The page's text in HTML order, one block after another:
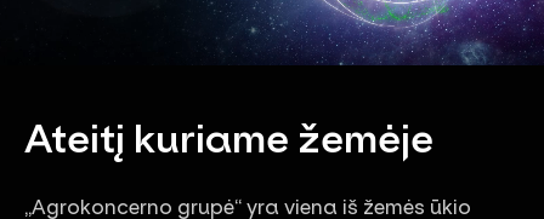
Ateitį kuriame žemėje
„Agrokoncerno grupė“ yra viena iš žemės ūkio